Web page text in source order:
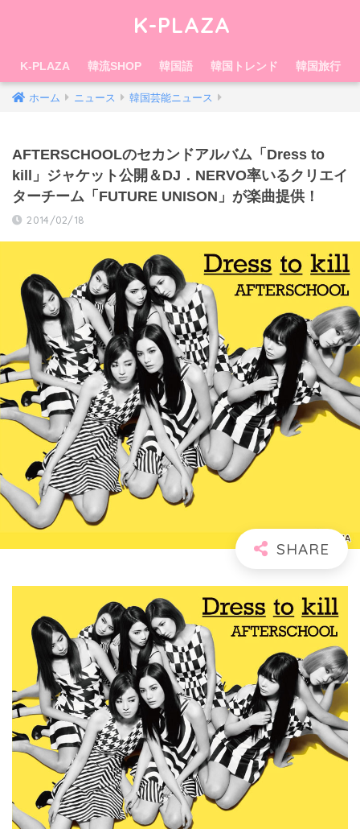
K-PLAZA
K-PLAZA 韓流SHOP 韓国語 韓国トレンド 韓国旅行
ホーム ニュース 韓国芸能ニュース
AFTERSC​HOOLのセカンドア​ルバム「Dress to
kill」ジャケット公開＆DJ．NERV​O率いるクリエイ
ター​チーム「FUTURE UNISON」が楽曲​提供！
2014/02/18